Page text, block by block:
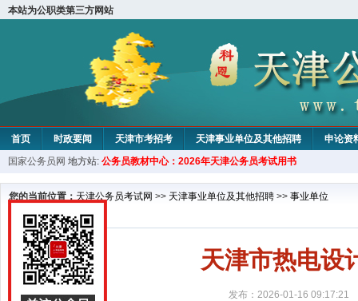
本站为公职类第三方网站
首页 时政要闻 天津市考招考 天津事业单位及其他招聘 申论资
教材中心
国家公务员网 地方站: 公务员教材中心：2026年天津公务员考试用书
您的当前位置： 天津公务员考试网 >> 天津事业单位及其他招聘 >> 事业单位
天津市热电设
发布：2026-01-16 09:17:21